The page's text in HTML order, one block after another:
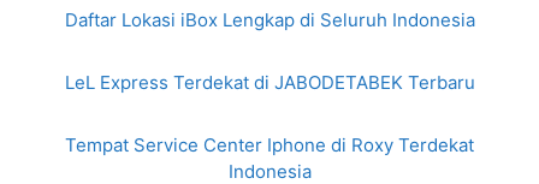
Daftar Lokasi iBox Lengkap di Seluruh Indonesia
LeL Express Terdekat di JABODETABEK Terbaru
Tempat Service Center Iphone di Roxy Terdekat
Indonesia